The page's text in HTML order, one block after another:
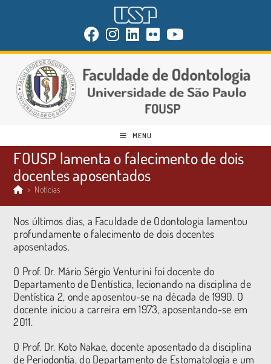
MENU
FOUSP lamenta o falecimento de dois
docentes aposentados
> Notícias
Nos últimos dias, a Faculdade de Odontologia lamentou
profundamente o falecimento de dois docentes
aposentados.
O Prof. Dr. Mário Sérgio Venturini foi docente do
Departamento de Dentística, lecionando na disciplina de
Dentística 2, onde aposentou-se na década de 1990. O
docente iniciou a carreira em 1973, aposentando-se em
2011.
O Prof. Dr. Koto Nakae, docente aposentado da disciplina
de Periodontia, do Departamento de Estomatologia e um